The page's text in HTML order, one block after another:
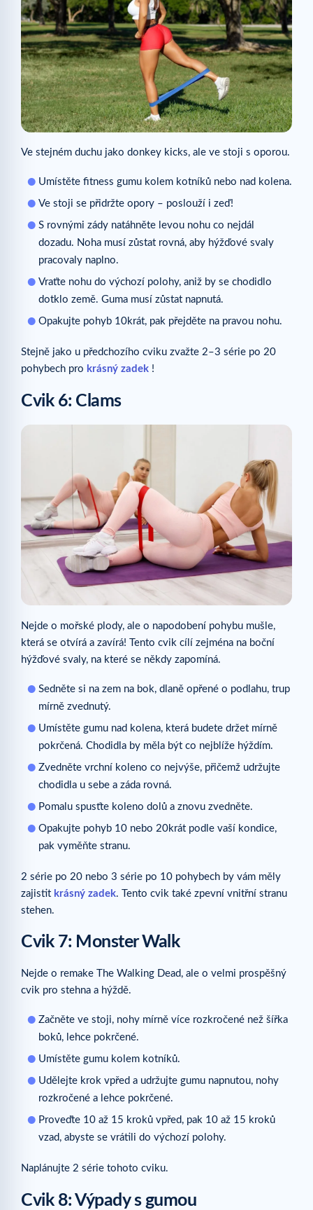
Ve stejném duchu jako donkey kicks, ale ve stoji s oporou.
Umístěte fitness gumu kolem kotníků nebo nad kolena.
Ve stoji se přidržte opory – poslouží i zeď!
S rovnými zády natáhněte levou nohu co nejdál
dozadu. Noha musí zůstat rovná, aby hýžďové svaly
pracovaly naplno.
Vraťte nohu do výchozí polohy, aniž by se chodidlo
dotklo země. Guma musí zůstat napnutá.
Opakujte pohyb 10krát, pak přejděte na pravou nohu.
Stejně jako u předchozího cviku zvažte 2–3 série po 20
pohybech pro krásný zadek !
Cvik 6: Clams
Nejde o mořské plody, ale o napodobení pohybu mušle,
která se otvírá a zavírá! Tento cvik cílí zejména na boční
hýžďové svaly, na které se někdy zapomíná.
Sedněte si na zem na bok, dlaně opřené o podlahu, trup
mírně zvednutý.
Umístěte gumu nad kolena, která budete držet mírně
pokrčená. Chodidla by měla být co nejblíže hýždím.
Zvedněte vrchní koleno co nejvýše, přičemž udržujte
chodidla u sebe a záda rovná.
Pomalu spusťte koleno dolů a znovu zvedněte.
Opakujte pohyb 10 nebo 20krát podle vaší kondice,
pak vyměňte stranu.
2 série po 20 nebo 3 série po 10 pohybech by vám měly
zajistit krásný zadek. Tento cvik také zpevní vnitřní stranu
stehen.
Cvik 7: Monster Walk
Nejde o remake The Walking Dead, ale o velmi prospěšný
cvik pro stehna a hýždě.
Začněte ve stoji, nohy mírně více rozkročené než šířka
boků, lehce pokrčené.
Umístěte gumu kolem kotníků.
Udělejte krok vpřed a udržujte gumu napnutou, nohy
rozkročené a lehce pokrčené.
Proveďte 10 až 15 kroků vpřed, pak 10 až 15 kroků
vzad, abyste se vrátili do výchozí polohy.
Naplánujte 2 série tohoto cviku.
Cvik 8: Výpady s gumou